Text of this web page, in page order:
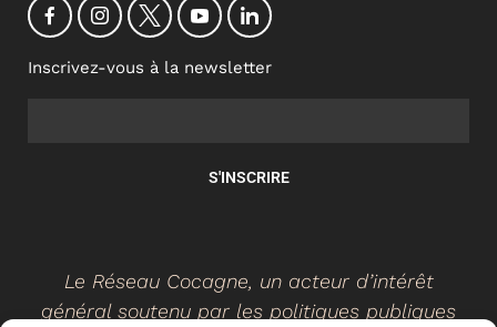
Inscrivez-vous à la newsletter
S'INSCRIRE
Le Réseau Cocagne, un acteur d’intérêt
général soutenu par les politiques publiques